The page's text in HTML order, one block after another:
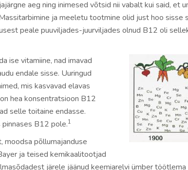
aeg ning inimesed võtsid nii vabalt kui said, et
ja meeletu tootmine olid just hoo sisse
peale puuviljades-juurviljades olnud B12 oli
ise vitamiine, nad imavad
endale sisse. Uuringud
mis kasvavad elavas
hea konsentratsioon B12
selle toitaine endasse.
pinnases B12 pole.1
moodsa põllumajanduse
ja teised kemikaalitootjad
järele jäänud keemiarelvi ümber